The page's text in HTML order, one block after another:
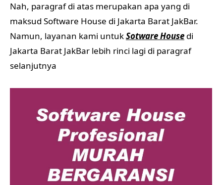
Nah, paragraf di atas merupakan apa yang di
maksud Software House di Jakarta Barat JakBar.
Namun, layanan kami untukSotware House di
Jakarta Barat JakBar lebih rinci lagi di paragraf
selanjutnya